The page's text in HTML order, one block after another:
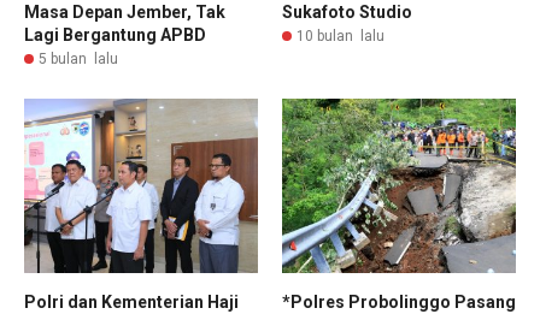
Masa Depan Jember, Tak
Lagi Bergantung APBD
5 bulan lalu
Sukafoto Studio
10 bulan lalu
Polri dan Kementerian Haji
*Polres Probolinggo Pasang